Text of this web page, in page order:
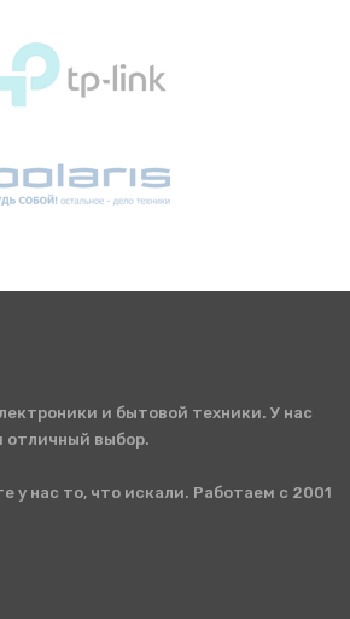
и бытовой техники. У нас
отличный выбор.
у нас то, что искали. Работаем с 2001